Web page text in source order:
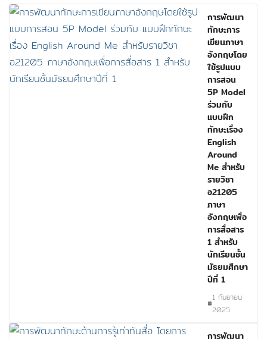
การพัฒนา
ทักษะการ
เขียนภาษา
อังกฤษโดย
ใช้รูปแบบ
การสอน
5P Model
ร่วมกับ
แบบฝึก
ทักษะเรื่อง
English
Around
Me สำหรับ
รายวิชา
อ21205
ภาษา
อังกฤษเพื่อ
การสื่อสาร
1 สำหรับ
นักเรียนชั้น
มัธยมศึกษา
ปีที่ 1
1 กันยายน
2025
การพัฒนา